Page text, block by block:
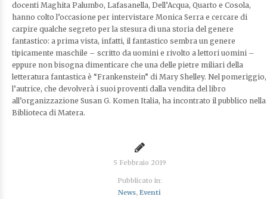
docenti Maghita Palumbo, Lafasanella, Dell’Acqua, Quarto e Cosola,
hanno colto l’occasione per intervistare Monica Serra e cercare di
carpire qualche segreto per la stesura di una storia del genere
fantastico: a prima vista, infatti, il fantastico sembra un genere
tipicamente maschile – scritto da uomini e rivolto a lettori uomini –
eppure non bisogna dimenticare che una delle pietre miliari della
letteratura fantastica è “Frankenstein” di Mary Shelley. Nel pomeriggio,
l’autrice, che devolverà i suoi proventi dalla vendita del libro
all’organizzazione Susan G. Komen Italia, ha incontrato il pubblico nella
Biblioteca di Matera.
5 Febbraio 2019
Pubblicato in:
News, Eventi